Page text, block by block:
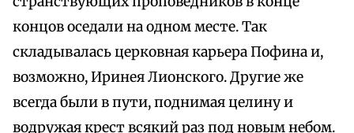
концов оседали на одном месте. Так
складывалась церковная карьера Пофина и,
возможно, Иринея Лионского. Другие же
всегда были в пути, поднимая целину и
водружая крест всякий раз под новым небом.